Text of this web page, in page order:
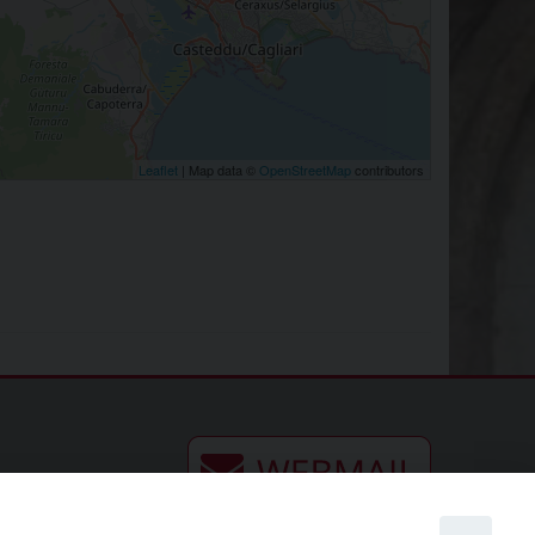
Leaflet | Map data © OpenStreetMap contributors